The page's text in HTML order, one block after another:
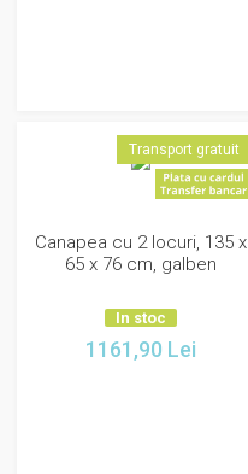
Transport gratuit
Canapea cu 2 locuri, 135 x
65 x 76 cm, galben
In stoc
1161,90 Lei